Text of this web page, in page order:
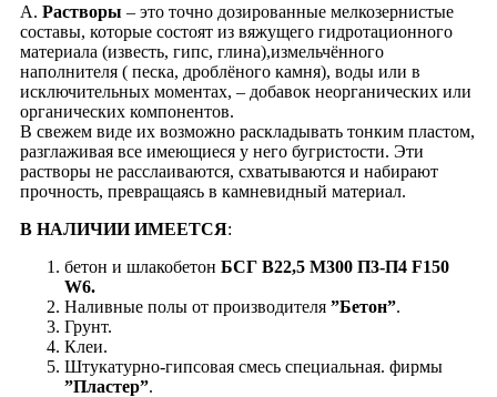
А. Растворы – это точно дозированные мелкозернистые
составы, которые состоят из вяжущего гидротационного
материала (известь, гипс, глина),измельчённого
наполнителя ( песка, дроблёного камня), воды или в
исключительных моментах, – добавок неорганических или
органических компонентов.
В свежем виде их возможно раскладывать тонким пластом,
разглаживая все имеющиеся у него бугристости. Эти
растворы не расслаиваются, схватываются и набирают
прочность, превращаясь в камневидный материал.
В НАЛИЧИИ ИМЕЕТСЯ:
бетон и шлакобетон БСГ В22,5 М300 П3-П4 F150
W6.
Наливные полы от производителя ”Бетон”.
Грунт.
Клеи.
Штукатурно-гипсовая смесь специальная. фирмы
”Пластер”.